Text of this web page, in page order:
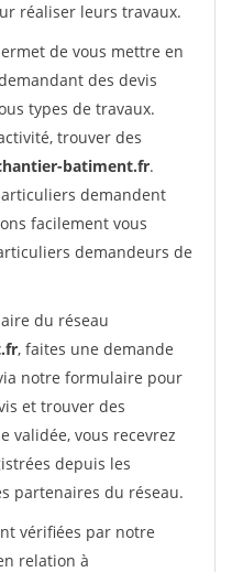
réaliser leurs travaux.
de vous mettre en
des devis
types de travaux.
trouver des
batiment.fr.
demandent
facilement vous
demandeurs de
du réseau
, faites une demande
notre formulaire pour
et trouver des
validée, vous recevrez
depuis les
partenaires du réseau.
vérifiées par notre
relation à